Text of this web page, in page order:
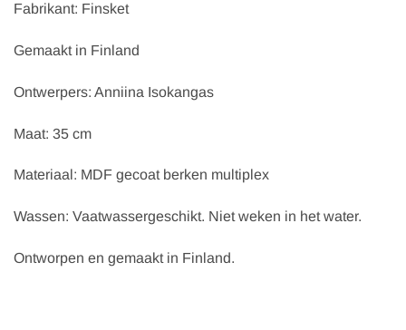
Fabrikant: Finsket
Gemaakt in Finland
Ontwerpers: Anniina Isokangas
Maat: 35 cm
Materiaal: MDF gecoat berken multiplex
Wassen: Vaatwassergeschikt. Niet weken in het water.
Ontworpen en gemaakt in Finland.